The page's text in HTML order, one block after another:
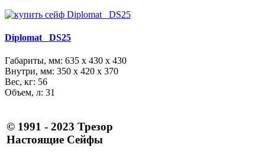
Diplomat_ DS25
Габариты, мм: 635 x 430 x 430
Внутри, мм: 350 x 420 x 370
Вес, кг: 56
Объем, л: 31
© 1991 - 2023 Трезор
Настоящие Сейфы